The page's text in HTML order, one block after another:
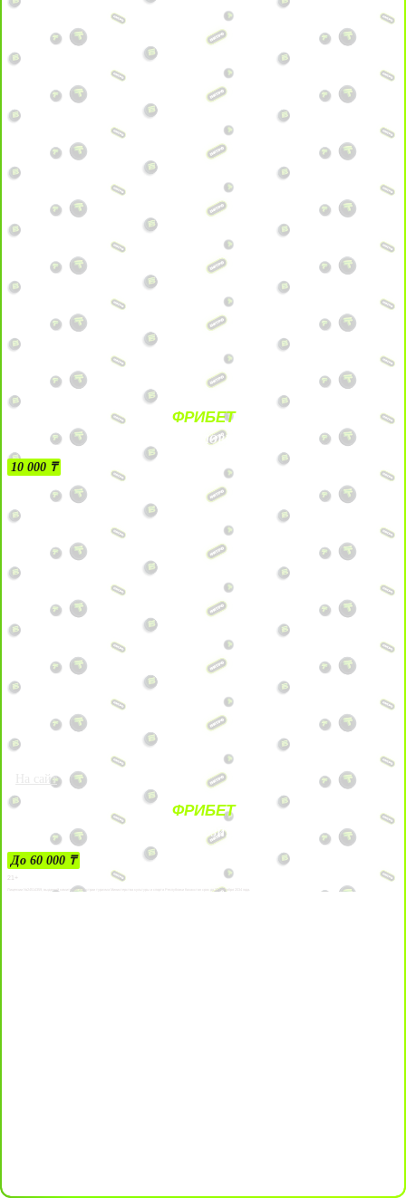
ФРИБЕТ
БЕЗ УСЛОВИЙ
10 000 ₸
На сайт
ФРИБЕТ
ЗА ДЕПОЗИТЫ
До 60 000 ₸
21+
Лицензии №24514359, выданной комитетом индустрии туризма Министерства культуры и спорта Республики Казахстан срок до 27 сентября 2034 года.